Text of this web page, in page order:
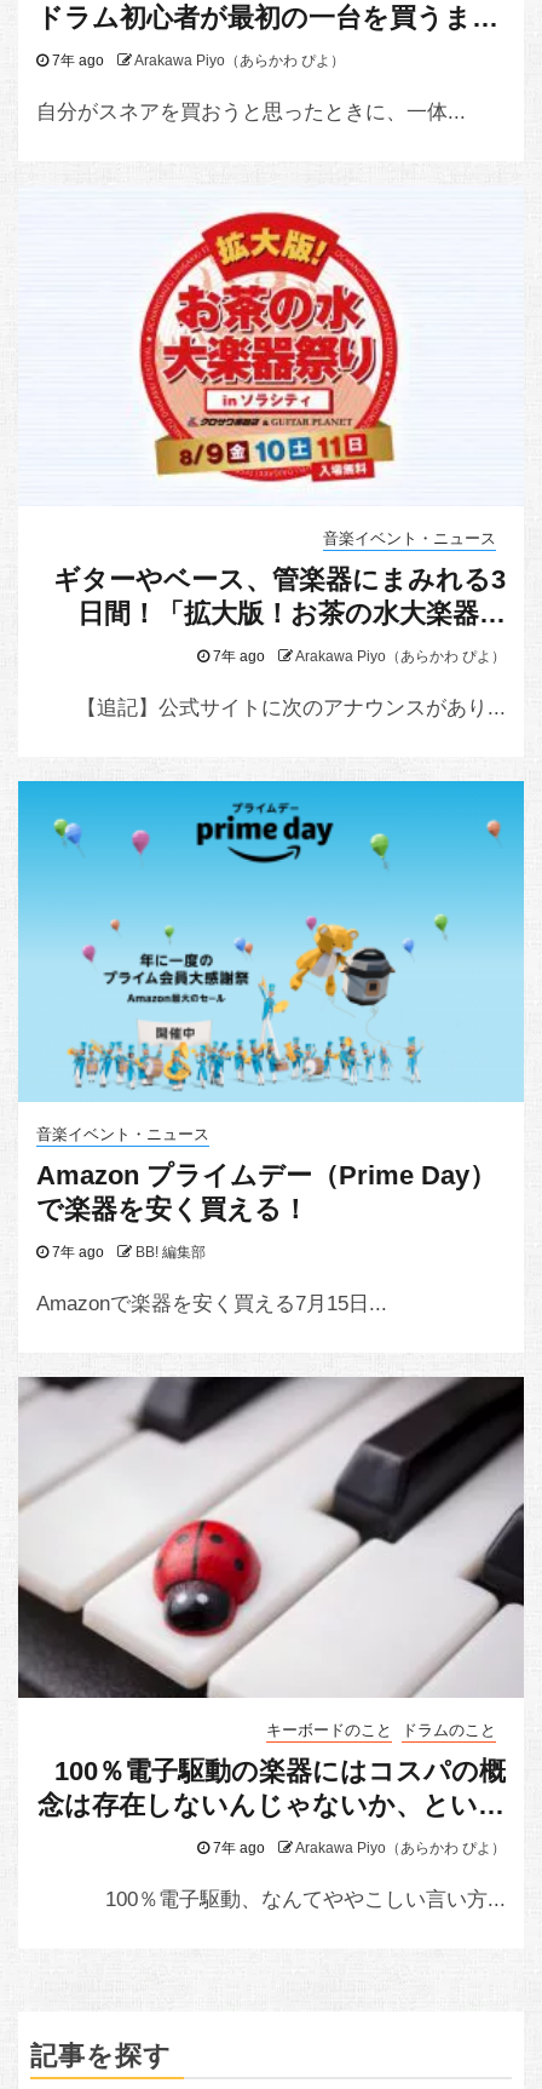
ドラム初心者が最初の一台を買うまで
の体験談をお届けします
7年 ago Arakawa Piyo（あらかわ ぴよ）
自分がスネアを買おうと思ったときに、一体...
音楽イベント・ニュース
ギターやベース、管楽器にまみれる3
日間！「拡大版！お茶の水大楽器祭
り」が楽しそう！
7年 ago Arakawa Piyo（あらかわ ぴよ）
【追記】公式サイトに次のアナウンスがあり...
音楽イベント・ニュース
Amazon プライムデー（Prime Day）
で楽器を安く買える！
7年 ago BB! 編集部
Amazonで楽器を安く買える7月15日...
キーボードのこと ドラムのこと
100％電子駆動の楽器にはコスパの概
念は存在しないんじゃないか、という
話
7年 ago Arakawa Piyo（あらかわ ぴよ）
100％電子駆動、なんてややこしい言い方...
記事を探す